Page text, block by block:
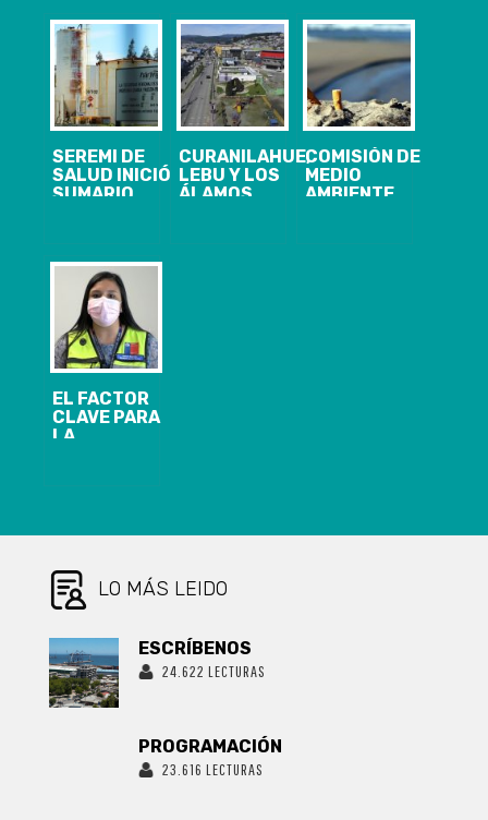
SEREMI DE
SALUD INICIÓ
SUMARIO
OPERACIONAL
EN ANDINA
INGREDIENTS
DE ARAUCO
CURANILAHUE,
LEBU Y LOS
ÁLAMOS
COMISIÓN DE
MEDIO
AMBIENTE
EL FACTOR
CLAVE PARA
LA
LO MÁS LEIDO
ESCRÍBENOS
24.622 LECTURAS
PROGRAMACIÓN
23.616 LECTURAS